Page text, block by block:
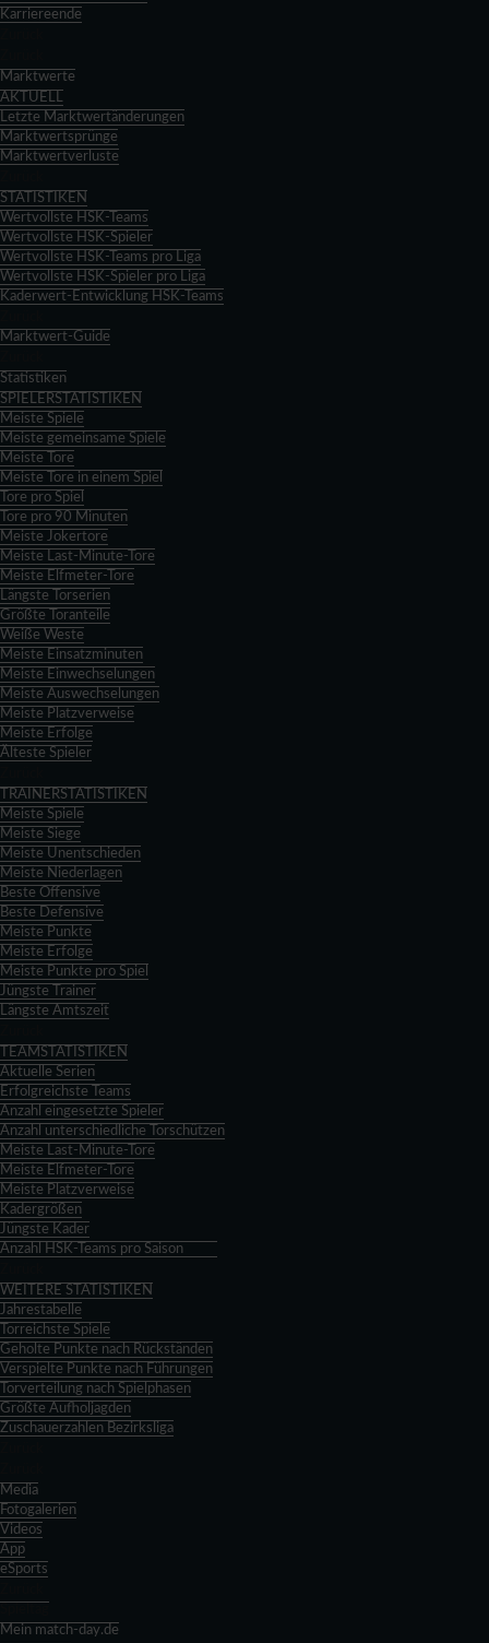
Karriereende
Marktwerte
AKTUELL
Letzte Marktwertänderungen
Marktwertsprünge
Marktwertverluste
STATISTIKEN
Wertvollste HSK-Teams
Wertvollste HSK-Spieler
Wertvollste HSK-Teams pro Liga
Wertvollste HSK-Spieler pro Liga
Kaderwert-Entwicklung HSK-Teams
Marktwert-Guide
Statistiken
SPIELERSTATISTIKEN
Meiste Spiele
Meiste gemeinsame Spiele
Meiste Tore
Meiste Tore in einem Spiel
Tore pro Spiel
Tore pro 90 Minuten
Meiste Jokertore
Meiste Last-Minute-Tore
Meiste Elfmeter-Tore
Längste Torserien
Größte Toranteile
Weiße Weste
Meiste Einsatzminuten
Meiste Einwechselungen
Meiste Auswechselungen
Meiste Platzverweise
Meiste Erfolge
Älteste Spieler
TRAINERSTATISTIKEN
Meiste Spiele
Meiste Siege
Meiste Unentschieden
Meiste Niederlagen
Beste Offensive
Beste Defensive
Meiste Punkte
Meiste Erfolge
Meiste Punkte pro Spiel
Jüngste Trainer
Längste Amtszeit
TEAMSTATISTIKEN
Aktuelle Serien
Erfolgreichste Teams
Anzahl eingesetzte Spieler
Anzahl unterschiedliche Torschützen
Meiste Last-Minute-Tore
Meiste Elfmeter-Tore
Meiste Platzverweise
Kadergrößen
Jüngste Kader
Anzahl HSK-Teams pro Saison
WEITERE STATISTIKEN
Jahrestabelle
Torreichste Spiele
Geholte Punkte nach Rückständen
Verspielte Punkte nach Führungen
Torverteilung nach Spielphasen
Größte Aufholjagden
Zuschauerzahlen Bezirksliga
Media
Fotogalerien
Videos
App
eSports
Mein match-day.de